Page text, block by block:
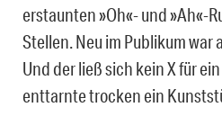
erstaunten »Oh«- und »Ah«-
Stellen. Neu im Publikum war
Und der ließ sich kein X für
enttarnte trocken ein